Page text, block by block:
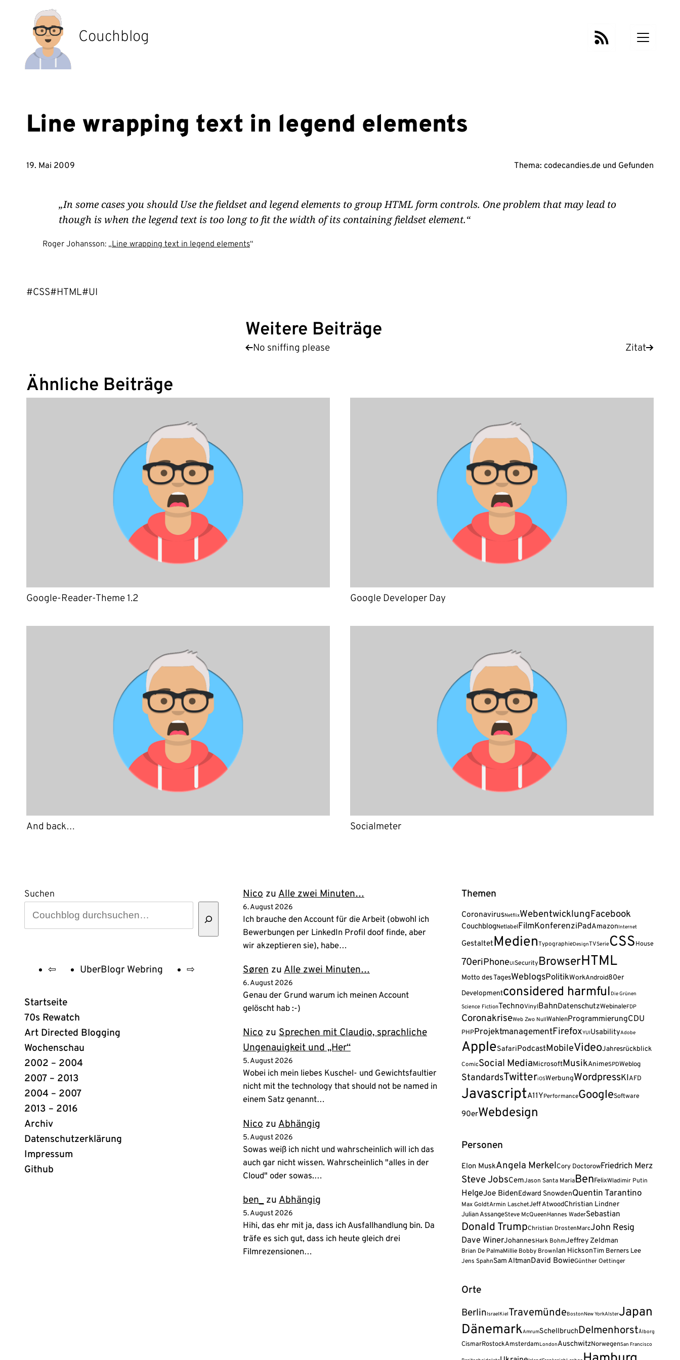
Couchblog
Line wrapping text in legend elements
19. Mai 2009 Thema:codecandies.de und Gefunden
In some cases you should Use the fieldset and legend elements to group HTML form controls. One problem that may lead to
though is when the legend text is too long to fit the width of its containing fieldset element.
Roger Johansson: „Line wrapping text in legend elements“
#CSS#HTML#UI
Weitere Beiträge
No sniffing please Zitat
Ähnliche Beiträge
Google-Reader-Theme 1.2 Google Developer Day
And back… Socialmeter
Suchen
UberBlogr
Webring
Links
⇦ UberBlogr Webring ⇨
Startseite
70s Rewatch
Art Directed Blogging
Wochenschau
2002 – 2004
2007 – 2013
2004 – 2007
2013 – 2016
Archiv
Datenschutzerklärung
Impressum
Github
Nico zu Alle zwei Minuten…
6. August 2026
Ich brauche den Account für die Arbeit (obwohl ich
Bewerbungen per LinkedIn Profil doof finde, aber
wir akzeptieren sie), habe…
Søren zu Alle zwei Minuten…
6. August 2026
Genau der Grund warum ich meinen Account
gelöscht hab :-)
Nico zu Sprechen mit Claudio, sprachliche
Ungenauigkeit und „Her“
5. August 2026
Wobei ich mein liebes Kuschel- und Gewichtsfaultier
nicht mit the technology that should not be named in
einem Satz genannt…
Nico zu Abhängig
5. August 2026
Sowas weiß ich nicht und wahrscheinlich will ich das
auch gar nicht wissen. Wahrscheinlich "alles in der
Cloud" oder sowas.…
ben_ zu Abhängig
5. August 2026
Hihi, das ehr mit ja, dass ich Ausfallhandlung bin. Da
träfe es sich gut, dass ich heute gleich drei
Filmrezensionen…
Themen
CoronavirusNetflixWebentwicklungFacebook
CouchblogNetlabelFilmKonferenziPadAmazonInternet
GestaltetMedienTypographieDesignTVSerieCSSHouse
70eriPhoneUISecurityBrowserHTML
Motto des TagesWeblogsPolitikWorkAndroid80er
Developmentconsidered harmful Die Grünen
Science FictionTechnoVinylBahnDatenschutzWebinaleFDP
CoronakriseWeb Zwo NullWahlenProgrammierungCDU
PHPProjektmanagementFirefoxYUIUsabilityAdobe
AppleSafariPodcastMobileVideoJahresrückblick
ComicSocial MediaMicrosoftMusikAnimeSPDWeblog
StandardsTwitteriOSWerbungWordpressKIAFD
JavascriptA11YPerformanceGoogleSoftware
90erWebdesign
Personen
Elon MuskAngela MerkelCory DoctorowFriedrich Merz
Steve JobsCemJason Santa MariaBenFelixWladimir Putin
HelgeJoe BidenEdward SnowdenQuentin Tarantino
Max GoldtArmin LaschetJeff AtwoodChristian Lindner
Julian AssangeSteve McQueenHannes WaderSebastian
Donald TrumpChristian DrostenMarcJohn Resig
Dave WinerJohannesHark BohmJeffrey Zeldman
Brian De PalmaMillie Bobby BrownIan HicksonTim Berners Lee
Jens SpahnSam AltmanDavid BowieGünther Oettinger
Orte
BerlinIsraelKielTravemündeBostonNew YorkAlsterJapan
DänemarkAmrumSchellbruchDelmenhorstÅlborg
CismarRostockAmsterdamLondonAuschwitzNorwegenSan Francisco